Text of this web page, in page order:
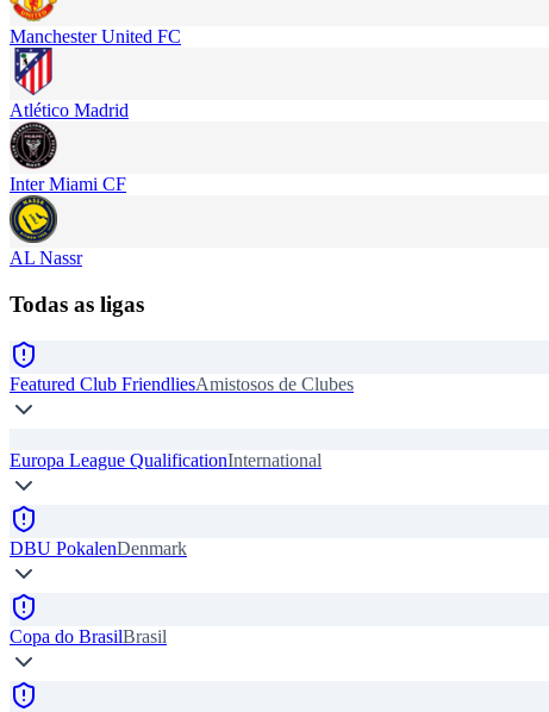
Manchester United FC
Atlético Madrid
Inter Miami CF
AL Nassr
Todas as ligas
Featured Club FriendliesAmistosos de Clubes
Europa League QualificationInternational
DBU PokalenDenmark
Copa do BrasilBrasil